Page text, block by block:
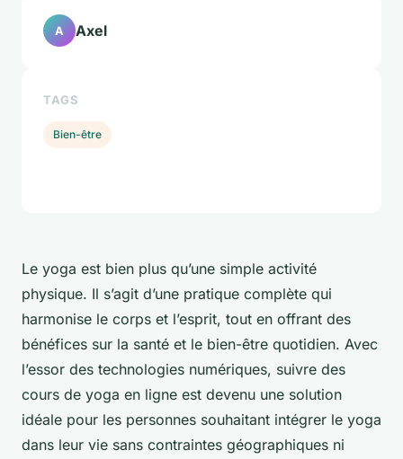
Le yoga est bien plus qu’une simple activité
physique. Il s’agit d’une pratique complète qui
harmonise le corps et l’esprit, tout en offrant des
bénéfices sur la santé et le bien-être quotidien. Avec
l’essor des technologies numériques, suivre des
cours de yoga en ligne est devenu une solution
idéale pour les personnes souhaitant intégrer le yoga
dans leur vie sans contraintes géographiques ni
A Axel
TAGS
Bien-être